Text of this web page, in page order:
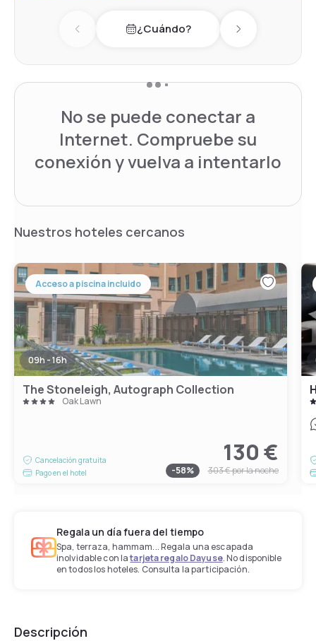
Previous day¿Cuándo? Next day
No se puede conectar a
Internet. Compruebe su
conexión y vuelva a intentarlo
Nuestros hoteles cercanos
Acceso a piscina incluido
09h - 16h
The Stoneleigh, Autograph Collection
Oak Lawn
Cancelación gratuita
Pago en el hotel
130 €
-58% 303 €por la noche
Regala un día fuera del tiempo
Spa, terraza, hammam... Regala una escapada
inolvidable con latarjeta regalo Dayuse. No disponible
en todos los hoteles. Consulta la participación.
Descripción